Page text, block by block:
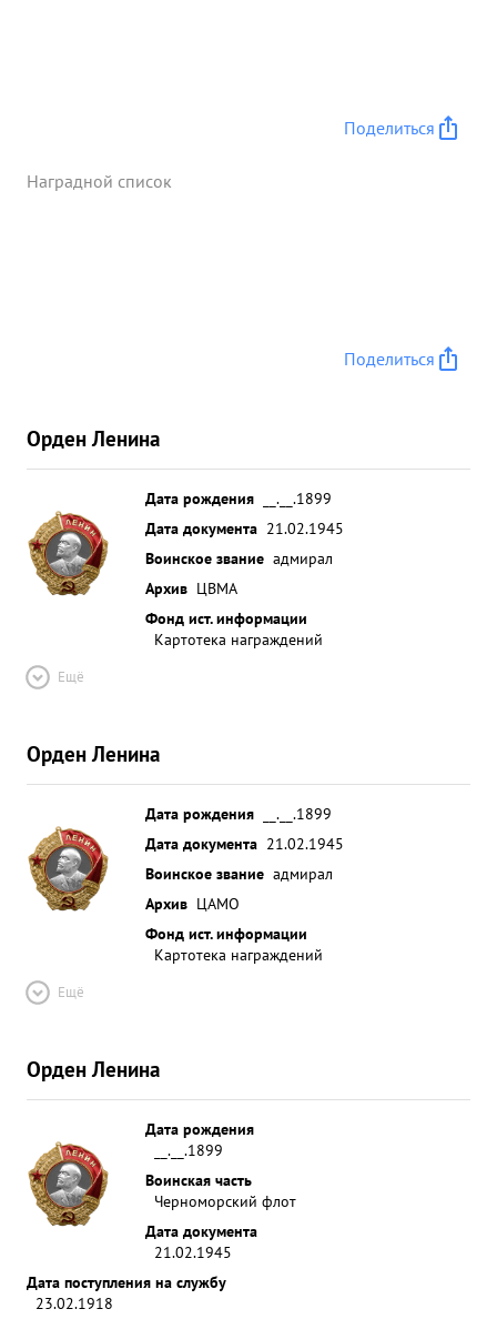
Поделиться
Наградной список
Поделиться
Орден Ленина
Дата рождения
__.__.1899
Дата документа 21.02.1945
Воинское звание адмирал
Архив ЦВМА
Фонд ист. информации
Картотека награждений
Ещё
Орден Ленина
Дата рождения
__.__.1899
Дата документа 21.02.1945
Воинское звание адмирал
Архив ЦАМО
Фонд ист. информации
Картотека награждений
Ещё
Орден Ленина
Дата рождения
__.__.1899
Воинская часть
Черноморский флот
Дата документа
21.02.1945
Дата поступления на службу
23.02.1918